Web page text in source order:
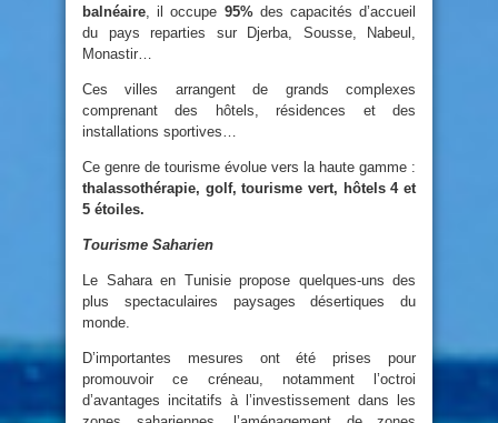
balnéaire , il occupe 95%des capacités d’accueil
du pays reparties sur Djerba, Sousse, Nabeul,
Monastir…
Ces villes arrangent de grands complexes
comprenant des hôtels, résidences et des
installations sportives…
Ce genre de tourisme évolue vers la haute gamme :
thalassothérapie, golf, tourisme vert, hôtels 4 et
5 étoiles.
Tourisme Saharien
Le Sahara en Tunisie propose quelques-uns des
plus spectaculaires paysages désertiques du
monde.
D’importantes mesures ont été prises pour
promouvoir ce créneau, notamment l’octroi
d’avantages incitatifs à l’investissement dans les